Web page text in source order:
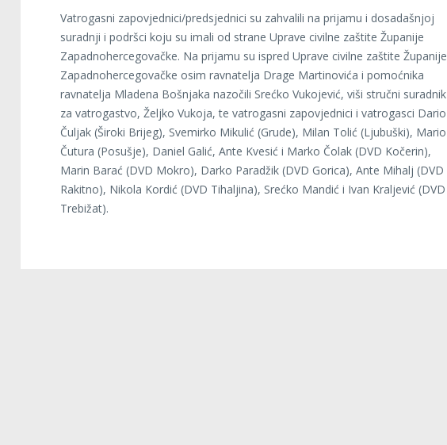
Vatrogasni zapovjednici/predsjednici su zahvalili na prijamu i dosadašnjoj
suradnji i podršci koju su imali od strane Uprave civilne zaštite Županije
Zapadnohercegovačke. Na prijamu su ispred Uprave civilne zaštite Županije
Zapadnohercegovačke osim ravnatelja Drage Martinovića i pomoćnika
ravnatelja Mladena Bošnjaka nazočili Srećko Vukojević, viši stručni suradnik
za vatrogastvo, Željko Vukoja, te vatrogasni zapovjednici i vatrogasci Dario
Čuljak (Široki Brijeg), Svemirko Mikulić (Grude), Milan Tolić (Ljubuški), Mario
Čutura (Posušje), Daniel Galić, Ante Kvesić i Marko Čolak (DVD Kočerin),
Marin Barać (DVD Mokro), Darko Paradžik (DVD Gorica), Ante Mihalj (DVD
Rakitno), Nikola Kordić (DVD Tihaljina), Srećko Mandić i Ivan Kraljević (DVD
Trebižat).